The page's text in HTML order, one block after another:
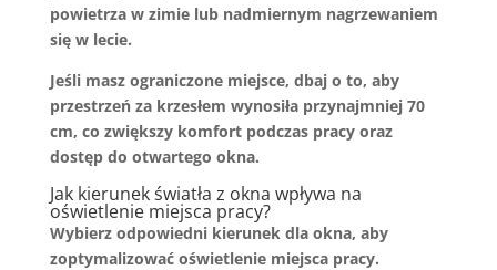
powietrza w zimie lub nadmiernym nagrzewaniem
się w lecie.
Jeśli masz ograniczone miejsce, dbaj o to, aby
przestrzeń za krzesłem wynosiła przynajmniej 70
cm, co zwiększy komfort podczas pracy oraz
dostęp do otwartego okna.
Jak kierunek światła z okna wpływa na
oświetlenie miejsca pracy?
Wybierz odpowiedni kierunek dla okna, aby
zoptymalizować oświetlenie miejsca pracy.